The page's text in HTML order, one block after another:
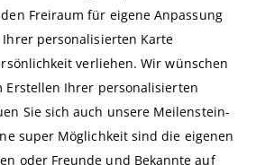
Freiraum für eigene Anpassung
personalisierten Karte
verliehen. Wir wünschen
Erstellen Ihrer personalisierten
Sie sich auch unsere Meilenstein-
super Möglichkeit sind die eigenen
oder Freunde und Bekannte auf